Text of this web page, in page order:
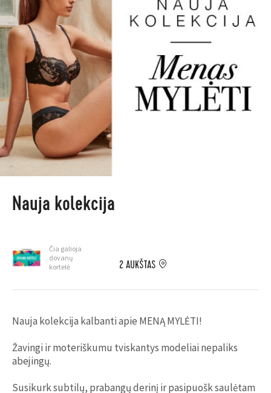
Nauja kolekcija
Čia galioja
dovanų
kortelė
2 AUKŠTAS
Nauja kolekcija kalbanti apie MENĄ MYLĖTI!
Žavingi ir moteriškumu tviskantys modeliai nepaliks
abejingų.
Susikurk subtilų, prabangų derinį ir pasipuošk saulėtam